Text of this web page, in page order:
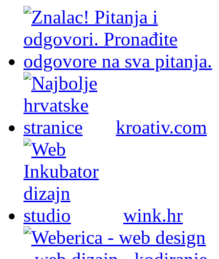
kroativ.com
wink.hr